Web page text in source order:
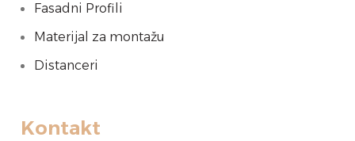
Fasadni Profili
Materijal za montažu
Distanceri
Kontakt